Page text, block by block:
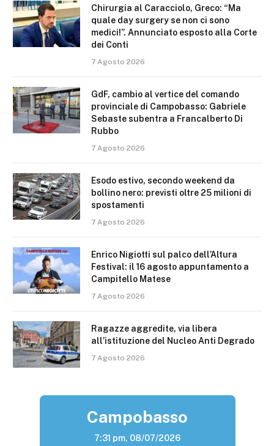
Chirurgia al Caracciolo, Greco: “Ma
quale day surgery se non ci sono
medici!”. Annunciato esposto alla Corte
dei Conti
7 Agosto 2026
GdF, cambio al vertice del comando
provinciale di Campobasso: Gabriele
Sebaste subentra a Francalberto Di
Rubbo
7 Agosto 2026
Esodo estivo, secondo weekend da
bollino nero: previsti oltre 25 milioni di
spostamenti
7 Agosto 2026
Enrico Nigiotti sul palco dell’Altura
Festival: il 16 agosto appuntamento a
Campitello Matese
7 Agosto 2026
Ragazze aggredite, via libera
all’istituzione del Nucleo Anti Degrado
7 Agosto 2026
Campobasso
7:31 pm, 08/07/2026